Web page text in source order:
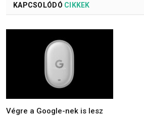
KAPCSOLÓDÓ CIKKEK
Végre a Google-nek is lesz